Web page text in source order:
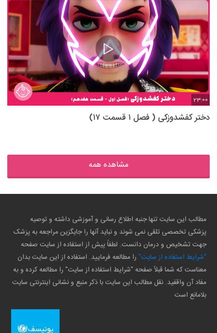
23:00
دختر کفشدوزکی ( فصل ۱ قسمت ۱۷)
مشاهده همه
مطالب این سایت تنها جنبه اطلاع رسانی و آموزشی داشته و توصیه
پزشکی تخصصی تلقی نمی شوند و نباید آنها را جایگزین مراجعه به پزشک
جهت تشخیص و درمان دانست. لطفاً پیش از استفاده از سایت صفحه
"شرایط استفاده از سایت" را مطالعه فرمایید. استفاده از این سایت بدان
معناست که شما قبلاً صفحه "شرایط استفاده از سایت" را مطالعه کرده و به
مفاد آن واقفید. نقل مطالب این سایت با ذکر منبع و نشانی اینترنتی سایت
بلامانع است